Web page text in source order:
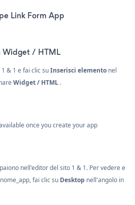
Link Form App
Widget / HTML
& 1 e fai clic suInserisci elemento nel
Widget / HTML .
once you create your app
nell'editor del sito 1 & 1. Per vedere e
fai clic su Desktop nell'angolo in